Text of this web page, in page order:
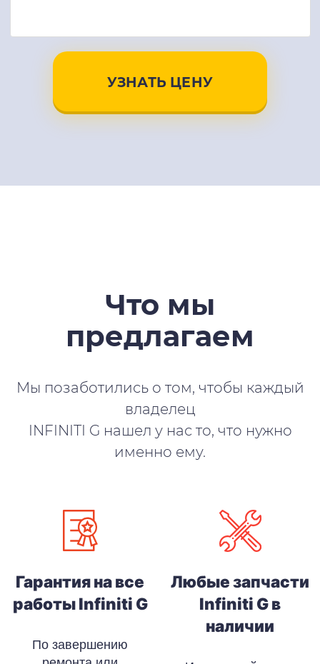
УЗНАТЬ ЦЕНУ
Что мы
предлагаем
Мы позаботились о том, чтобы каждый
владелец
INFINITI G нашел у нас то, что нужно
именно ему.
Гарантия на все
работы Infiniti G
По завершению
Любые запчасти
Infiniti G в
наличии